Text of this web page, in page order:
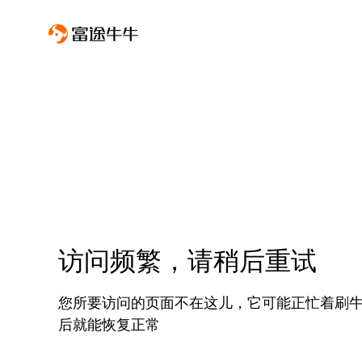
访问频繁，请稍后重试
您所要访问的页面不在这儿，它可能正忙着刷
后就能恢复正常